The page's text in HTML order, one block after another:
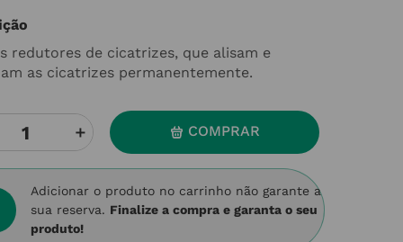
redutores de cicatrizes, que alisam e
as cicatrizes permanentemente.
＋ COMPRAR
Adicionar o produto no carrinho não garante a
sua reserva. Finalize a compra e garanta o seu
produto!